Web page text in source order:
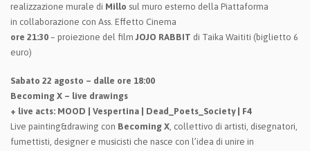
realizzazione murale di Millo sul muro esterno della Piattaforma
in collaborazione con Ass. Effetto Cinema
ore 21:30 – proiezione del filmJOJO RABBIT di Taika Waititi (biglietto 6
euro)
Sabato 22 agosto – dalle ore 18:00
Becoming X – live drawings
+ live acts: MOOD | Vespertina | Dead_Poets_Society | F4
Live painting&drawing con Becoming X, collettivo di artisti, disegnatori,
fumettisti, designer e musicisti che nasce con l’idea di unire in